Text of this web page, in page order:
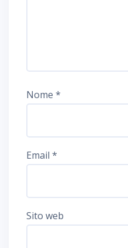
Nome *
Email *
Sito web